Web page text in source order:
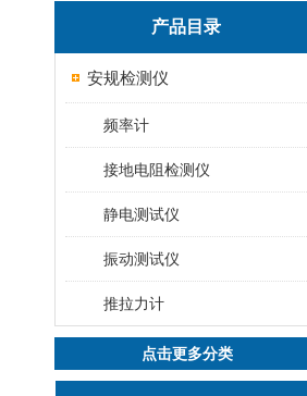
产品目录
安规检测仪
频率计
接地电阻检测仪
静电测试仪
振动测试仪
推拉力计
点击更多分类